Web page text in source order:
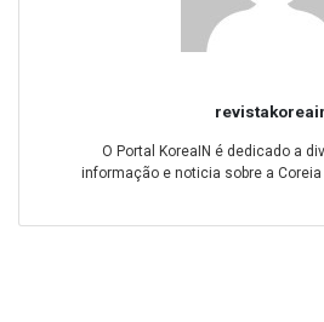
O Portal KoreaIN é dedicado a
informação e noticia sobre a Coreia